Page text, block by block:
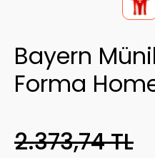
Bayern
Forma
2.373,74 TL